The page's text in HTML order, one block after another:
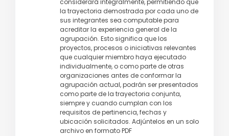
considerará integralmente, permitiendo que
la trayectoria demostrada por cada uno de
sus integrantes sea computable para
acreditar la experiencia general de la
agrupación. Esto significa que los
proyectos, procesos o iniciativas relevantes
que cualquier miembro haya ejecutado
individualmente, o como parte de otras
organizaciones antes de conformar la
agrupación actual, podrán ser presentados
como parte de la trayectoria conjunta,
siempre y cuando cumplan con los
requisitos de pertinencia, fechas y
ubicación solicitados. Adjúntelos en un solo
archivo en formato PDF